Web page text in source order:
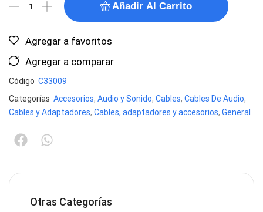
Añadir Al Carrito
Agregar a favoritos
Agregar a comparar
Código C33009
Categorías Accesorios, Audio y Sonido, Cables, Cables De Audio,
Cables y Adaptadores, Cables, adaptadores y accesorios, General
Otras Categorías